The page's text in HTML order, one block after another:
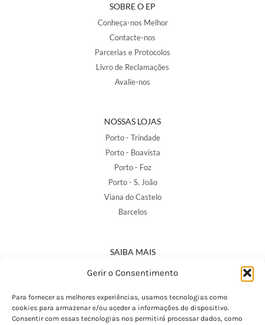
Gerir o Consentimento
Para fornecer as melhores experiências, usamos tecnologias como
cookies para armazenar e/ou aceder a informações do dispositivo.
Consentir com essas tecnologias nos permitirá processar dados, como
SOBRE O EP
Conheça-nos Melhor
Contacte-nos
Parcerias e Protocolos
Livro de Reclamações
Avalie-nos
NOSSAS LOJAS
Porto - Trindade
Porto - Boavista
Porto - Foz
Porto - S. João
Viana do Castelo
Barcelos
SAIBA MAIS
Política de Privacidade
Termos e Condições
Perguntas Frequentes